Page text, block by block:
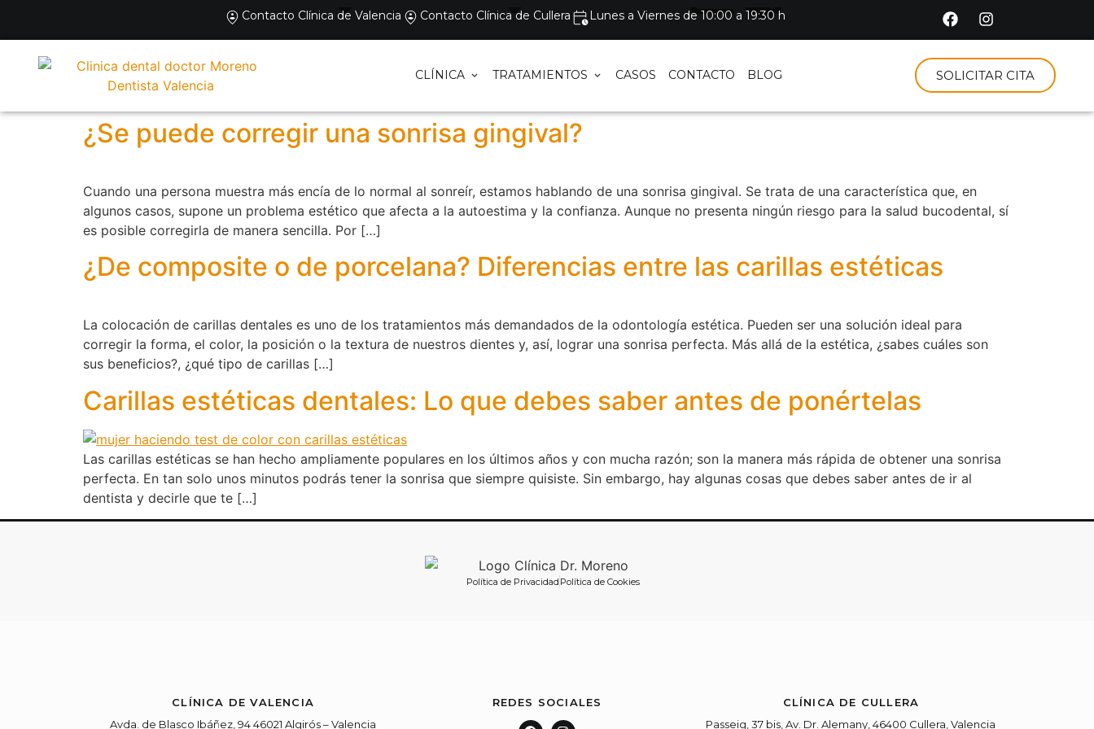
Contacto Clínica de Valencia Contacto Clínica de Cullera Lunes a Viernes de 10:00 a 19:30 h
CLÍNICA TRATAMIENTOS CASOS CONTACTO BLOG SOLICITAR CITA
¿Se puede corregir una sonrisa gingival?
Cuando una persona muestra más encía de lo normal al sonreír, estamos hablando de una sonrisa gingival. Se trata de una característica que, en
algunos casos, supone un problema estético que afecta a la autoestima y la confianza. Aunque no presenta ningún riesgo para la salud bucodental, sí
es posible corregirla de manera sencilla. Por […]
¿De composite o de porcelana? Diferencias entre las carillas estéticas
La colocación de carillas dentales es uno de los tratamientos más demandados de la odontología estética. Pueden ser una solución ideal para
corregir la forma, el color, la posición o la textura de nuestros dientes y, así, lograr una sonrisa perfecta. Más allá de la estética, ¿sabes cuáles son
sus beneficios?, ¿qué tipo de carillas […]
Carillas estéticas dentales: Lo que debes saber antes de ponértelas
Las carillas estéticas se han hecho ampliamente populares en los últimos años y con mucha razón; son la manera más rápida de obtener una sonrisa
perfecta. En tan solo unos minutos podrás tener la sonrisa que siempre quisiste. Sin embargo, hay algunas cosas que debes saber antes de ir al
dentista y decirle que te […]
Política de Privacidad Política de Cookies
CLÍNICA DE VALENCIA REDES SOCIALES
CLÍNICA DE CULLERA
Avda. de Blasco Ibáñez, 94 46021 Algirós – Valencia
Passeig, 37 bis, Av. Dr. Alemany, 46400 Cullera, Valencia